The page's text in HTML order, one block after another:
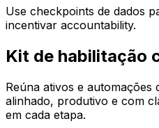
Use checkpoints de dados
incentivar accountability.
Kit de habilitação
Reúna ativos e automações
alinhado, produtivo e com
em cada etapa.